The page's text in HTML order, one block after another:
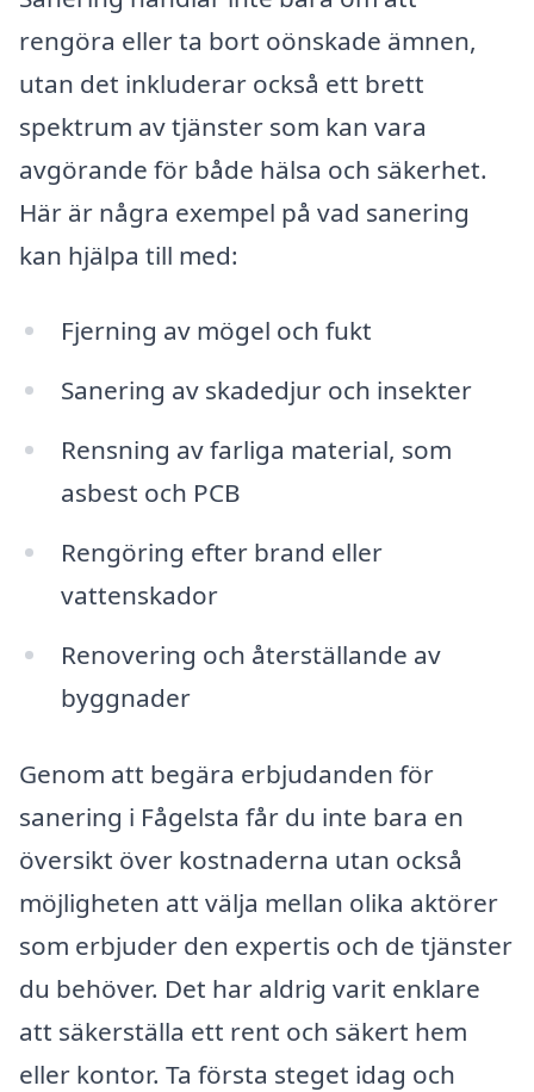
rengöra eller ta bort oönskade ämnen,
utan det inkluderar också ett brett
spektrum av tjänster som kan vara
avgörande för både hälsa och säkerhet.
Här är några exempel på vad sanering
kan hjälpa till med:
Fjerning av mögel och fukt
Sanering av skadedjur och insekter
Rensning av farliga material, som
asbest och PCB
Rengöring efter brand eller
vattenskador
Renovering och återställande av
byggnader
Genom att begära erbjudanden för
sanering i Fågelsta får du inte bara en
översikt över kostnaderna utan också
möjligheten att välja mellan olika aktörer
som erbjuder den expertis och de tjänster
du behöver. Det har aldrig varit enklare
att säkerställa ett rent och säkert hem
eller kontor. Ta första steget idag och